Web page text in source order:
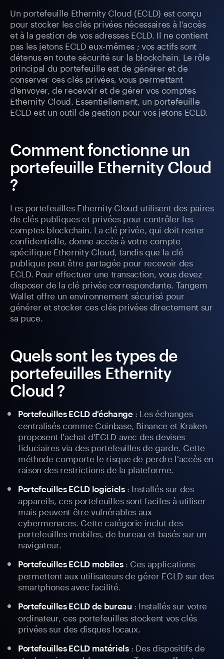
Un portefeuille Ethernity Cloud (ECLD) est conçu
pour stocker les clés privées nécessaires à l'accès
et à la gestion de vos adresses ECLD. Il ne contient
pas les jetons ECLD eux-mêmes ; vos actifs sont
détenus en toute sécurité sur la blockchain. Le rôle
principal du portefeuille est de générer et de
conserver ces clés privées, vous permettant
d'envoyer, de recevoir et de gérer vos comptes
Ethernity Cloud. Essentiellement, un portefeuille
ECLD est un outil de gestion pour vos jetons ECLD.
Comment fonctionne un
portefeuille Ethernity Cloud
?
Les portefeuilles Ethernity Cloud utilisent des paires
de clés publiques et privées pour contrôler les
comptes blockchain. La clé privée, qui doit rester
confidentielle, donne accès à votre compte
spécifique Ethernity Cloud, tandis que la clé
publique peut être partagée pour recevoir des
ECLD. Pour effectuer une transaction, vous devez
disposer de la clé privée correspondante. Tangem
Wallet offre un environnement sécurisé pour
générer et stocker ces clés privées directement sur
sa puce.
Quels sont les types de
portefeuilles Ethernity
Cloud ?
Portefeuilles ECLD d'échange: Les échanges
centralisés comme Coinbase, Binance et Kraken
proposent l'achat d'ECLD avec des devises
fiduciaires via des portefeuilles de garde. Cette
méthode comporte le risque de perdre l'accès en
raison des restrictions de la plateforme.
Portefeuilles ECLD logiciels: Installés sur des
appareils, ces portefeuilles sont faciles à utiliser
mais peuvent être vulnérables aux
cybermenaces. Cette catégorie inclut des
portefeuilles mobiles, de bureau et basés sur un
navigateur.
Portefeuilles ECLD mobiles: Ces applications
permettent aux utilisateurs de gérer ECLD sur des
smartphones avec facilité.
Portefeuilles ECLD de bureau : Installés sur votre
ordinateur, ces portefeuilles stockent vos clés
privées sur des disques locaux.
Portefeuilles ECLD matériels: Des dispositifs de